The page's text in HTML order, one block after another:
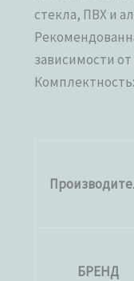
стекла, ПВХ и
зависимости
БРЕНД